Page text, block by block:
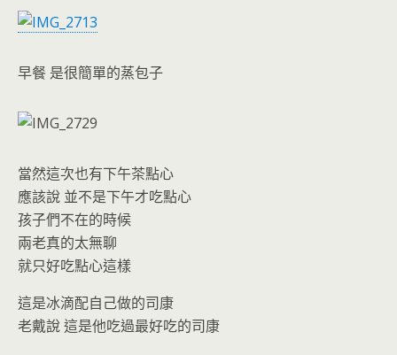
早餐 是很簡單的蒸包子
當然這次也有下午茶點心
應該說 並不是下午才吃點心
孩子們不在的時候
兩老真的太無聊
就只好吃點心這樣
這是冰滴配自己做的司康
老戴說 這是他吃過最好吃的司康